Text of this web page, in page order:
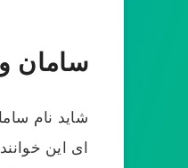
سامان
شاید نام